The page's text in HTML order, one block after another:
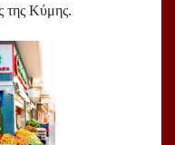
της Κύμης.